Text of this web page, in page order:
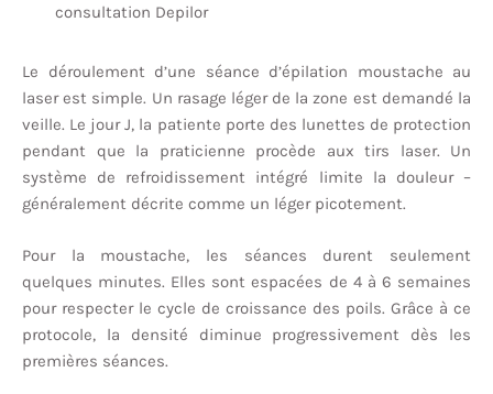
consultation Depilor
Le déroulement d’une séance d’épilation moustache au
laser est simple. Un rasage léger de la zone est demandé la
veille. Le jour J, la patiente porte des lunettes de protection
pendant que la praticienne procède aux tirs laser. Un
système de refroidissement intégré limite la douleur –
généralement décrite comme un léger picotement.
Pour la moustache, les séances durent seulement
quelques minutes. Elles sont espacées de 4 à 6 semaines
pour respecter le cycle de croissance des poils. Grâce à ce
protocole, la densité diminue progressivement dès les
premières séances.